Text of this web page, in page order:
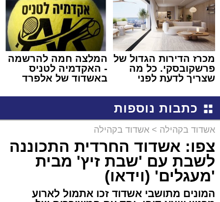
מכרז הדירות הגדול של
פרשקובסקי. כל מה
שצריך לדעת לפני
באשדוד
המלצה חמה להרשמה
- האקדמיה לטניס
באשדוד של אלפרד
כתבות נוספות
אשדוד בקהילה > אשדוד בקהילה
צפו: אשדוד החרדית התכוננה
לשבת עם 'שבת זיץ' מבית
'מעגלים' (וידאו)
המונים מתושבי אשדוד זכו אתמול לארוע